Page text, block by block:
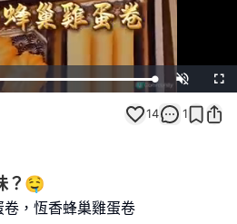
Loaded:
100.00%
Unmute
14 1
？🤤
，恆香蜂巢雞蛋卷